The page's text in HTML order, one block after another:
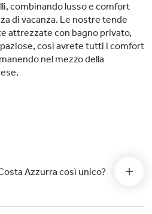
combinando lusso e comfort
di vacanza. Le nostre tende
attrezzate con bagno privato,
così avrete tutti i comfort
nel mezzo della
Azzurra così unico?